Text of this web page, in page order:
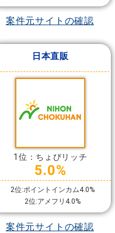
案件元サイトの確認
日本直販
1位：ちょびリッチ
5.0%
2位:ポイントインカム4.0%
2位:アメフリ4.0%
案件元サイトの確認